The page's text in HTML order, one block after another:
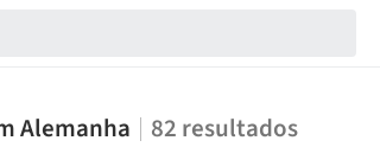
Alemanha 82 resultados